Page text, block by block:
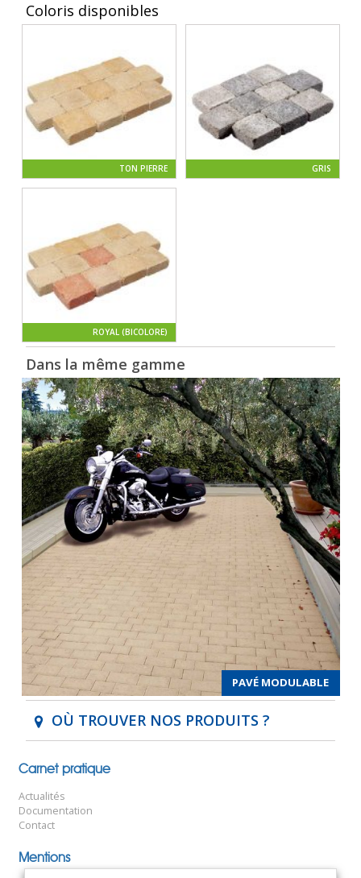
Coloris disponibles
TON PIERRE GRIS
ROYAL (BICOLORE)
Dans la même gamme
PAVÉ MODULABLE
OÙ TROUVER NOS PRODUITS ?
Carnet pratique
Actualités
Documentation
Contact
Mentions